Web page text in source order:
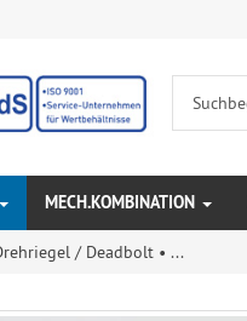
MECH.KOMBINATION
/ Deadbolt • ...